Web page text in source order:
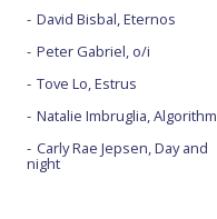
David Bisbal, Eternos
Peter Gabriel, o/i
Tove Lo, Estrus
Natalie Imbruglia, Algorithm
Carly Rae Jepsen, Day and
night